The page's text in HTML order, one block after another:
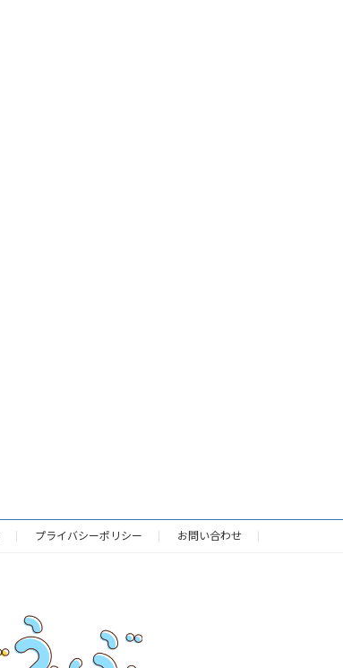
プライバシーポリシー お問い合わせ